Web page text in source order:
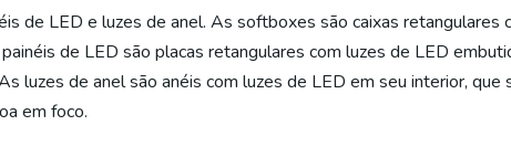
de LED e luzes de anel. As softboxes são caixas retangulares
de LED são placas retangulares com luzes de LED
de anel são anéis com luzes de LED em seu interior, que
em foco.